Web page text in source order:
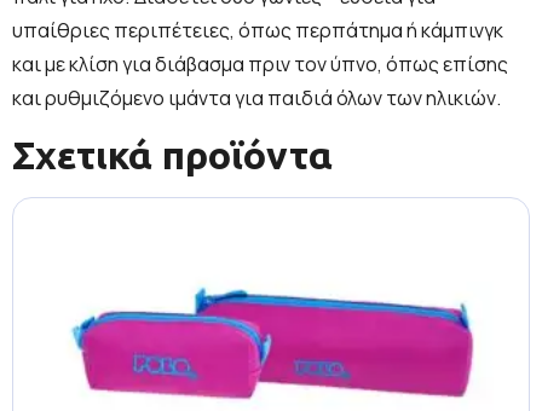
υπαίθριες περιπέτειες, όπως περπάτημα ή κάμπινγκ
και με κλίση για διάβασμα πριν τον ύπνο, όπως επίσης
και ρυθμιζόμενο ιμάντα για παιδιά όλων των ηλικιών.
Σχετικά προϊόντα